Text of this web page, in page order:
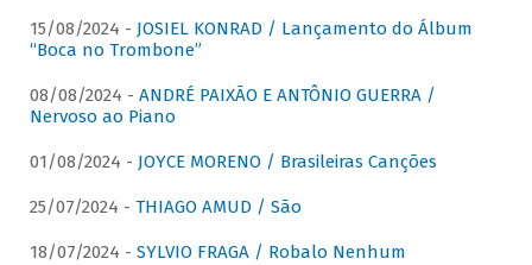
15/08/2024 - JOSIEL KONRAD / Lançamento do Álbum
“Boca no Trombone”
08/08/2024 - ANDRÉ PAIXÃO E ANTÔNIO GUERRA /
Nervoso ao Piano
01/08/2024 - JOYCE MORENO / Brasileiras Canções
25/07/2024 - THIAGO AMUD / São
18/07/2024 - SYLVIO FRAGA / Robalo Nenhum